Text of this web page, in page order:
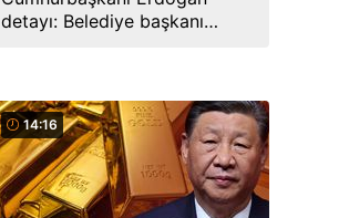
detayı: Belediye başkanı
14:16